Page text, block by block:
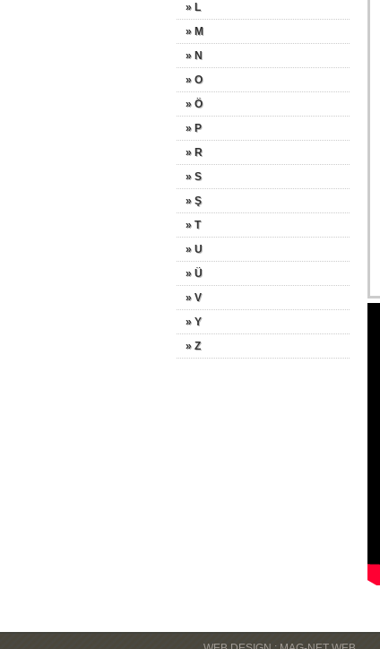
» L
» M
» N
» O
» Ö
» P
» R
» S
» Ş
» T
» U
» Ü
» V
» Y
» Z